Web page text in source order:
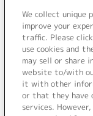
41. 鎌倉 (祭り囃
＜ BACK
We collect unique
improve your
traffic. Please click
use cookies and
may sell or share
website to/with
it with other
or that they have
services.